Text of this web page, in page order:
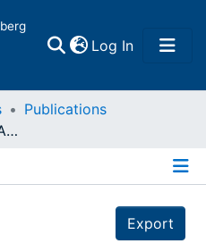
Log In(current)
Publications
Heinrich Heinkelmann, Arzt und Vorkämpfer von Demokratie und Republik
Export